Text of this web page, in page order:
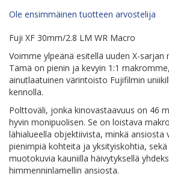
images
the
gallery
Ole ensimmäinen tuotteen arvostelija
Fuji XF 30mm/2.8 LM WR Macro
Voimme ylpeänä esitellä uuden X-sarjan
Tämä on pienin ja kevyin 1:1
ainutlaatuinen värintoisto Fujifilmin
kennolla.
Polttoväli, jonka kinovastaavuus on 46
hyvin monipuolisen. Se on loistava
lähialueella objektiivista, minkä ansiosta
pienimpiä kohteita ja yksityiskohtia,
muotokuvia kauniilla häivytyksellä
himmenninlamellin ansiosta.